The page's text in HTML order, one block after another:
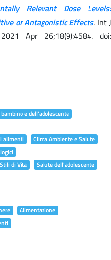
Relevant Dose Levels:
or Antagonistic Effects. Int J
Apr 26;18(9):4584. doi:
e dell'adolescente
alimenti
Clima Ambiente e Salute
Stili di Vita Salute dell'adolescente
Alimentazione